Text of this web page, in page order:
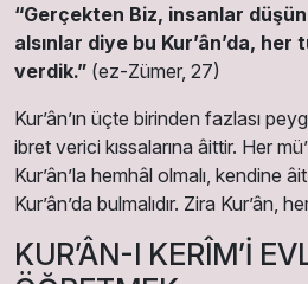
“Gerçekten Biz, insanlar
alsınlar diye bu Kur’ân’da, her
verdik.” (ez-Zümer, 27)
Kur’ân’ın üçte birinden fazlası
ibret verici kıssalarına âittir. Her
Kur’ân’la hemhâl olmalı, kendine
Kur’ân’da bulmalıdır. Zira Kur’ân,
KUR’ÂN-I KERÎM’İ